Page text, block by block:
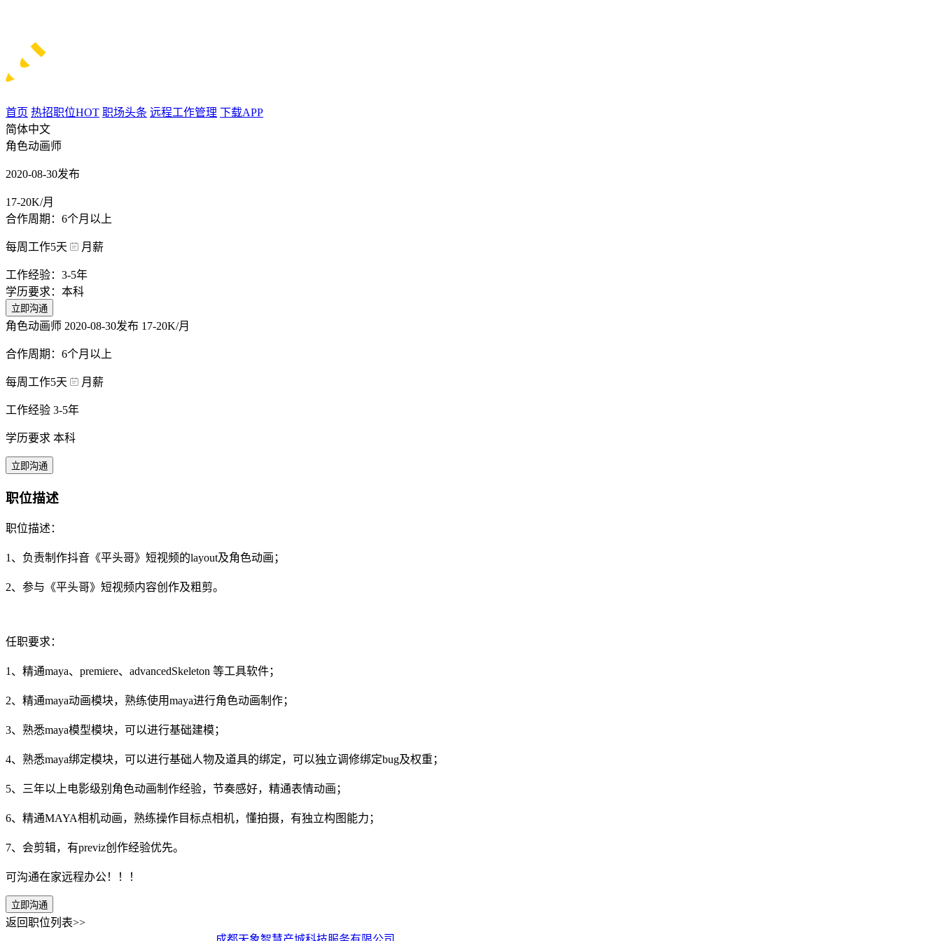
首页 热招职位HOT 职场头条 远程工作管理 下载APP
简体中文
角色动画师
2020-08-30发布
17-20K/月
合作周期：6个月以上
每周工作5天 月薪
工作经验：3-5年
学历要求：本科
立即沟通
角色动画师 2020-08-30发布 17-20K/月
合作周期：6个月以上
每周工作5天 月薪
工作经验 3-5年
学历要求 本科
立即沟通
职位描述
职位描述：
1、负责制作抖音《平头哥》短视频的layout及角色动画；
2、参与《平头哥》短视频内容创作及粗剪。
任职要求：
1、精通maya、premiere、advancedSkeleton 等工具软件；
2、精通maya动画模块，熟练使用maya进行角色动画制作；
3、熟悉maya模型模块，可以进行基础建模；
4、熟悉maya绑定模块，可以进行基础人物及道具的绑定，可以独立调修绑定bug及权重；
5、三年以上电影级别角色动画制作经验，节奏感好，精通表情动画；
6、精通MAYA相机动画，熟练操作目标点相机，懂拍摄，有独立构图能力；
7、会剪辑，有previz创作经验优先。
可沟通在家远程办公！！！
立即沟通
返回职位列表>>